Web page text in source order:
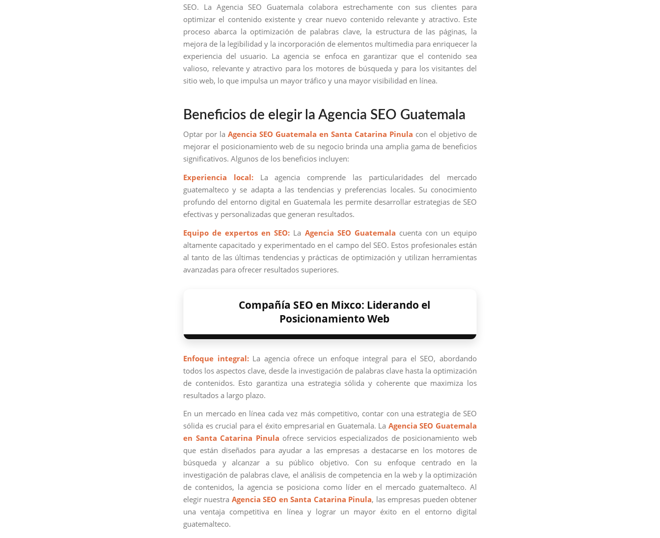
SEO. La Agencia SEO Guatemala colabora estrechamente con sus clientes para
optimizar el contenido existente y crear nuevo contenido relevante y atractivo. Este
proceso abarca la optimización de palabras clave, la estructura de las páginas, la
mejora de la legibilidad y la incorporación de elementos multimedia para enriquecer la
experiencia del usuario. La agencia se enfoca en garantizar que el contenido sea
valioso, relevante y atractivo para los motores de búsqueda y para los visitantes del
sitio web, lo que impulsa un mayor tráfico y una mayor visibilidad en línea.
Beneficios de elegir la Agencia SEO Guatemala
Optar por la Agencia SEO Guatemala en Santa Catarina Pinula con el objetivo de
mejorar el posicionamiento web de su negocio brinda una amplia gama de beneficios
significativos. Algunos de los beneficios incluyen:
Experiencia local:La agencia comprende las particularidades del mercado
guatemalteco y se adapta a las tendencias y preferencias locales. Su conocimiento
profundo del entorno digital en Guatemala les permite desarrollar estrategias de SEO
efectivas y personalizadas que generan resultados.
Equipo de expertos en SEO: La Agencia SEO Guatemala cuenta con un equipo
altamente capacitado y experimentado en el campo del SEO. Estos profesionales están
al tanto de las últimas tendencias y prácticas de optimización y utilizan herramientas
avanzadas para ofrecer resultados superiores.
Compañía SEO en Mixco: Liderando el
Posicionamiento Web
Enfoque integral:La agencia ofrece un enfoque integral para el SEO, abordando
todos los aspectos clave, desde la investigación de palabras clave hasta la optimización
de contenidos. Esto garantiza una estrategia sólida y coherente que maximiza los
resultados a largo plazo.
En un mercado en línea cada vez más competitivo, contar con una estrategia de SEO
sólida es crucial para el éxito empresarial en Guatemala. La Agencia SEO Guatemala
en Santa Catarina Pinula ofrece servicios especializados de posicionamiento web
que están diseñados para ayudar a las empresas a destacarse en los motores de
búsqueda y alcanzar a su público objetivo. Con su enfoque centrado en la
investigación de palabras clave, el análisis de competencia en la web y la optimización
de contenidos, la agencia se posiciona como líder en el mercado guatemalteco. Al
elegir nuestra Agencia SEO en Santa Catarina Pinula, las empresas pueden obtener
una ventaja competitiva en línea y lograr un mayor éxito en el entorno digital
guatemalteco.